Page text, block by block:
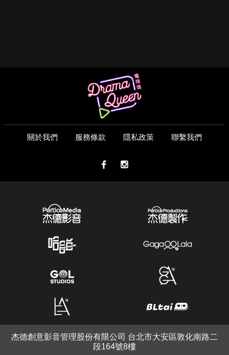
關於我們 服務條款 隱私政策 聯繫我們
杰德創意影音管理股份有限公司 台北市大安區敦化南路二
段164號8樓